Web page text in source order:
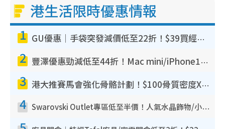
港生活限時優惠情報
1 GU優惠｜手袋突發減價低至22折！$39買經典波士頓包/餃子袋！飾物同步減價$29起！
2 豐澤優惠勁減低至44折！Mac mini/iPhone17Pro大減價！廚房家電$220起
3 港大推賽馬會強化骨骼計劃！$100骨質密度X光檢查 完成免費運動訓練送超市禮券！附參加資格
4 Swarovski Outlet專區低至半價！人氣水晶飾物/小擺設$138起！迪士尼款/水晶高跟鞋都有平